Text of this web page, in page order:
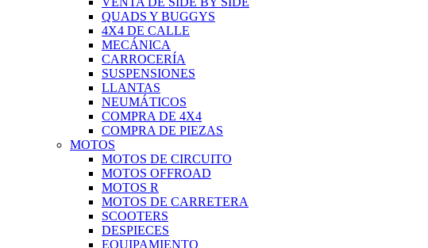
QUADS Y BUGGYS
4X4 DE CALLE
MECÁNICA
CARROCERÍA
SUSPENSIONES
LLANTAS
NEUMÁTICOS
COMPRA DE 4X4
COMPRA DE PIEZAS
MOTOS
MOTOS DE CIRCUITO
MOTOS OFFROAD
MOTOS R
MOTOS DE CARRETERA
SCOOTERS
DESPIECES
EQUIPAMIENTO